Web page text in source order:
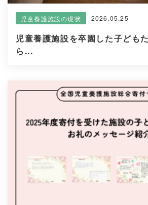
児童養護施設の現状 2026.05.25
児童養護施設を卒園した子ども
ら...